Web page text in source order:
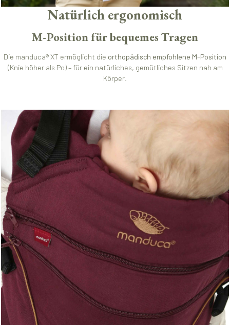
Natürlich ergonomisch
M-Position für bequemes Tragen
Die manduca® XT ermöglicht die orthopädisch empfohlene M-Position
(Knie höher als Po) – für ein natürliches, gemütliches Sitzen nah am
Körper.